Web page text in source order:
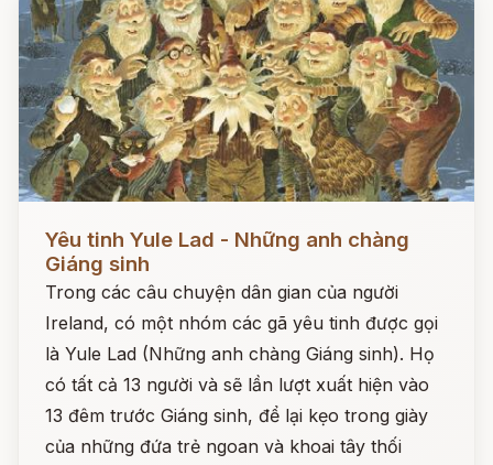
Yêu tinh Yule Lad - Những anh chàng
Giáng sinh
Trong các câu chuyện dân gian của người
Ireland, có một nhóm các gã yêu tinh được gọi
là Yule Lad (Những anh chàng Giáng sinh). Họ
có tất cả 13 người và sẽ lần lượt xuất hiện vào
13 đêm trước Giáng sinh, để lại kẹo trong giày
của những đứa trẻ ngoan và khoai tây thối